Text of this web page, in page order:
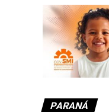
PARANÁ